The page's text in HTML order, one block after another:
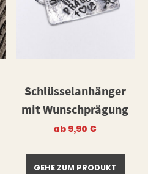
Schlüsselanhänger
mit Wunschprägung
ab 9,90 €
GEHE ZUM PRODUKT